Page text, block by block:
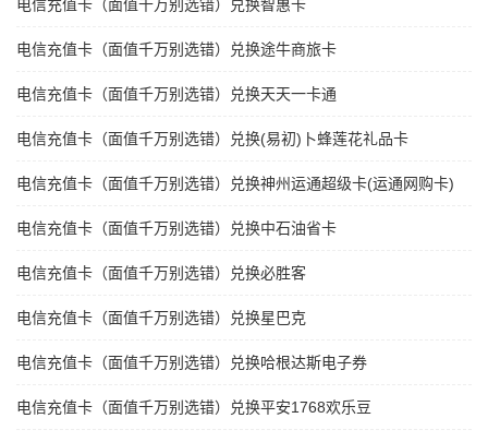
电信充值卡（面值千万别选错）兑换智惠卡
电信充值卡（面值千万别选错）兑换途牛商旅卡
电信充值卡（面值千万别选错）兑换天天一卡通
电信充值卡（面值千万别选错）兑换(易初)卜蜂莲花礼品卡
电信充值卡（面值千万别选错）兑换神州运通超级卡(运通网购卡)
电信充值卡（面值千万别选错）兑换中石油省卡
电信充值卡（面值千万别选错）兑换必胜客
电信充值卡（面值千万别选错）兑换星巴克
电信充值卡（面值千万别选错）兑换哈根达斯电子券
电信充值卡（面值千万别选错）兑换平安1768欢乐豆